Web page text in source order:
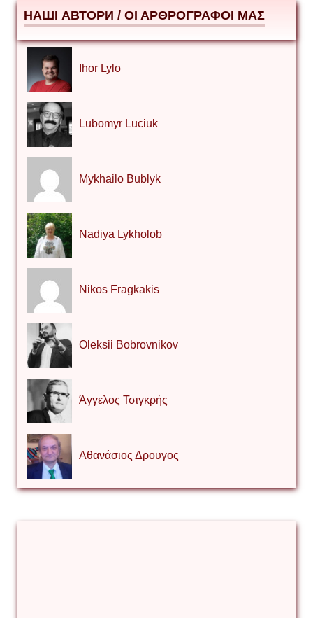
НАШІ АВТОРИ / ΟΙ ΑΡΘΡΟΓΡΑΦΟΙ ΜΑΣ
Ihor Lylo
Lubomyr Luciuk
Mykhailo Bublyk
Nadiya Lykholob
Nikos Fragkakis
Oleksii Bobrovnikov
Άγγελος Τσιγκρής
Αθανάσιος Δρουγος